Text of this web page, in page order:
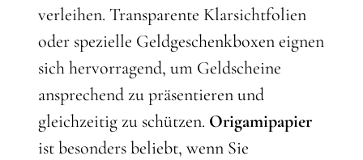
verleihen. Transparente Klarsichtfolien
oder spezielle Geldgeschenkboxen eignen
sich hervorragend, um Geldscheine
ansprechend zu präsentieren und
gleichzeitig zu schützen. Origamipapier
ist besonders beliebt, wenn Sie